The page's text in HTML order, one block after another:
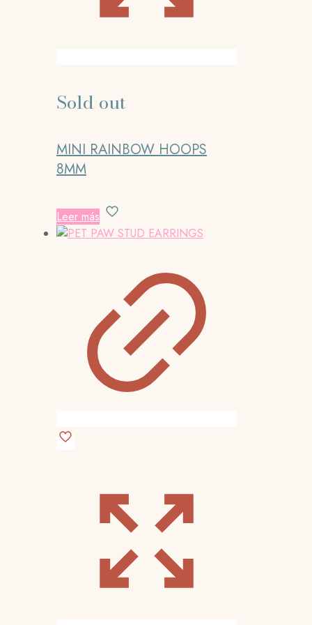
Sold out
MINI RAINBOW HOOPS
8MM
Leer más